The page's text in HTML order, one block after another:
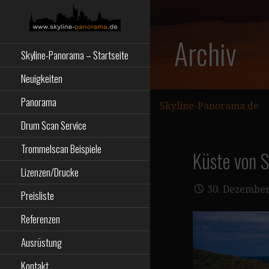
SKYLINE-
PANORAMA.DE
Skyline-Panorama – Startseite
Neuigkeiten
Panorama
Drum Scan Service
Trommelscan Beispiele
Lizenzen/Drucke
Preisliste
Referenzen
Ausrüstung
Kontakt
Archiv
Skyline-Panorama.de
Küste von
30.